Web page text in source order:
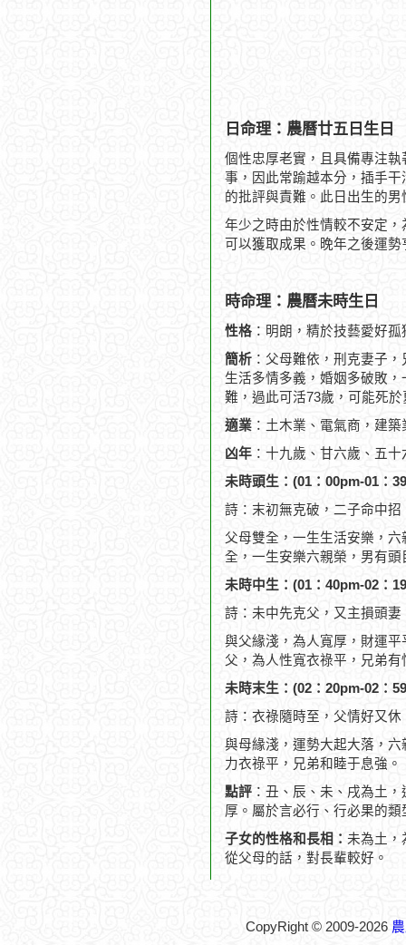
日命理：農曆廿五日生日
個性忠厚老實，且具備專注
事，因此常踰越本分，插手
的批評與責難。此日出生的
年少之時由於性情較不安定
可以獲取成果。晚年之後運
時命理：農曆未時生日
性格 ：明朗，精於技藝愛好
簡析 ：父母難依，刑克妻子
生活多情多義，婚姻多破敗
難，過此可活73歲，可能死於
適業 ：土木業、電氣商，建
凶年 ：十九歲、甘六歲、五
未時頭生：(01：00pm-01：
詩：末初無克破，二子命中
父母雙全，一生生活安樂，
全，一生安樂六親榮，男有
未時中生：(01：40pm-02：
詩：未中先克父，又主損頭
與父緣淺，為人寬厚，財運
父，為人性寬衣祿平，兄弟
未時末生：(02：20pm-02：
詩：衣祿隨時至，父情好又
與母緣淺，運勢大起大落，
力衣祿平，兄弟和睦于息強。
點評 ：丑、辰、未、戌為土
厚。屬於言必行、行必果的
子女的性格和長相： 未為土，
從父母的話，對長輩較好。
CopyRight © 2009-2026